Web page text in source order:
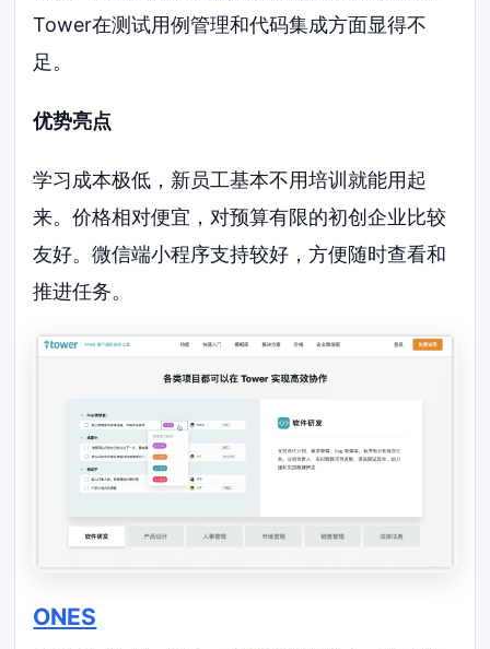
Tower在测试用例管理和代码集成方面显得不
足。
优势亮点
学习成本极低，新员工基本不用培训就能用起
来。价格相对便宜，对预算有限的初创企业比较
友好。微信端小程序支持较好，方便随时查看和
推进任务。
ONES